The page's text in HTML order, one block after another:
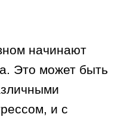
начинают
Это может быть
и с